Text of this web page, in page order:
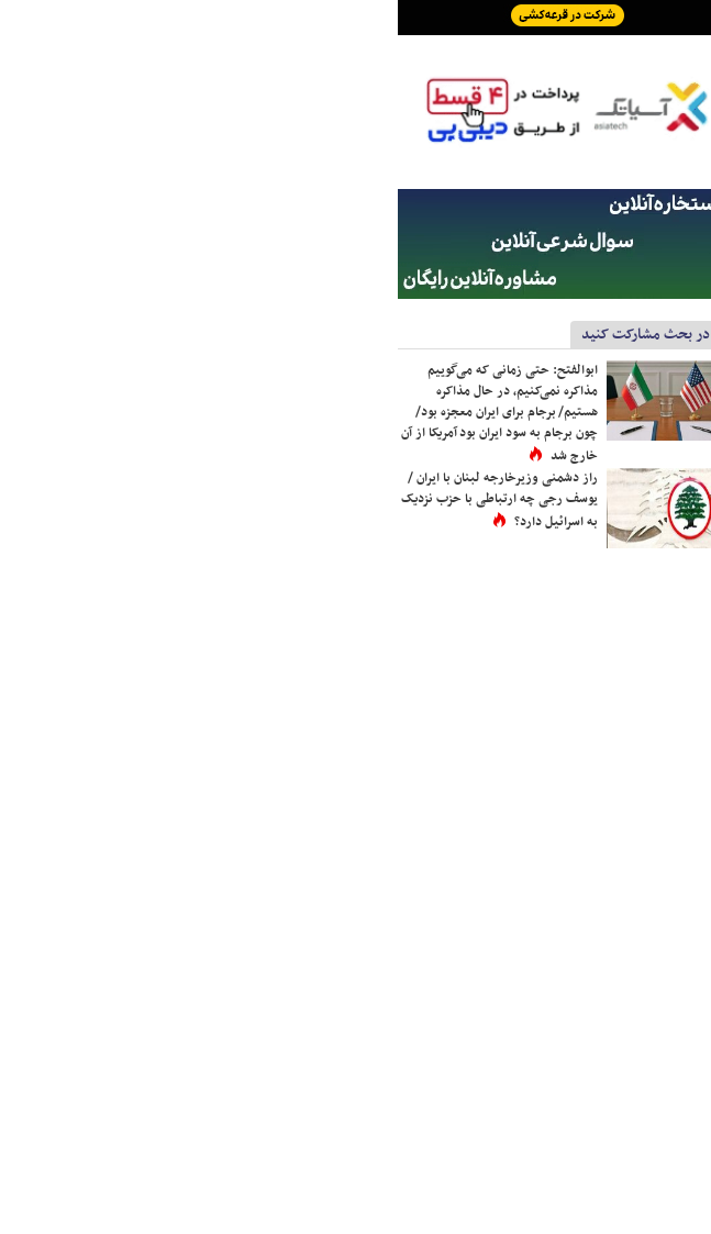
در بحث مشارکت کنید
ابوالفتح: حتی زمانی که می‌گوییم
مذاکره نمی‌کنیم، در حال مذاکره
هستیم/ برجام برای ایران معجزه بود/
چون برجام به سود ایران بود آمریکا از آن
خارج شد
راز دشمنی وزیرخارجه لبنان با ایران /
یوسف رجی چه ارتباطی با حزب نزدیک
به اسرائیل دارد؟